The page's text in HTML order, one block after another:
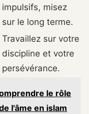
impulsifs, misez
sur le long terme.
Travaillez sur votre
discipline et votre
persévérance.
le rôle
l'âme en islam